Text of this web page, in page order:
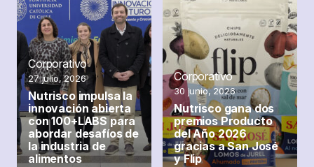
Corporativo
27 julio, 2026
Nutrisco impulsa la
innovación abierta
con 100+LABS para
abordar desafíos de
la industria de
alimentos
Corporativo
30 junio, 2026
Nutrisco gana dos
premios Producto
del Año 2026
gracias a San José
y Flip